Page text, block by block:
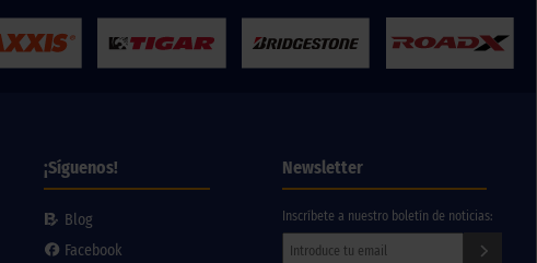
¡Síguenos!
Blog
Facebook
Newsletter
Inscríbete a nuestro boletín de noticias: